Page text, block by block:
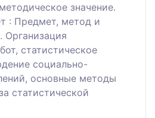
значение.
: Предмет, метод и
Организация
статистическое
социально-
основные методы
статистической